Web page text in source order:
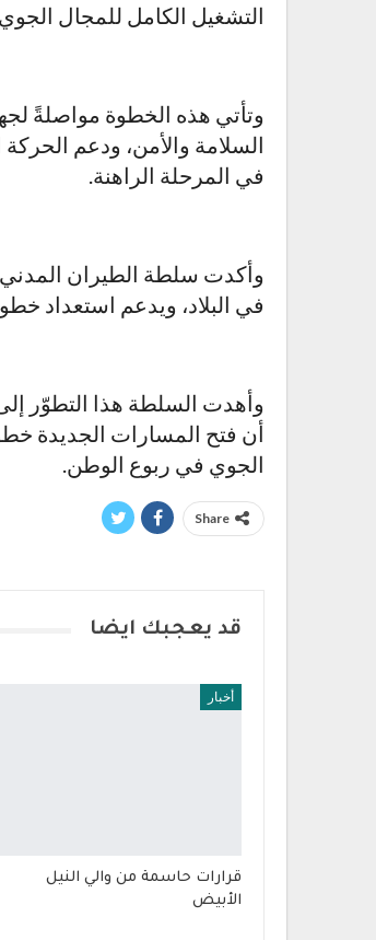
التشغيل الكامل للمجال
وتأتي هذه الخطوة مواصلةً
السلامة والأمن، ودعم
في المرحلة الراهنة.
وأكدت سلطة الطيران المدني
في البلاد، ويدعم استعداد
وأهدت السلطة هذا التطوّر
أن فتح المسارات الجديدة
الجوي في ربوع الوطن.
Share
قد يعجبك ايضا
أخبار
قرارات حاسمة من والي النيل
الأبيض